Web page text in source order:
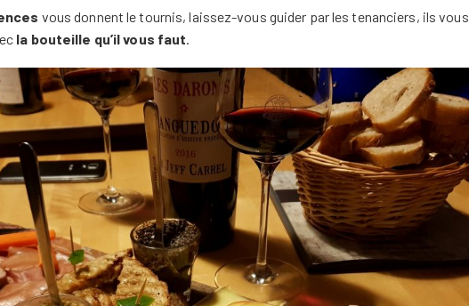
vous donnent le tournis, laissez-vous guider par les tenanciers, ils vous
la bouteille qu’il vous faut.